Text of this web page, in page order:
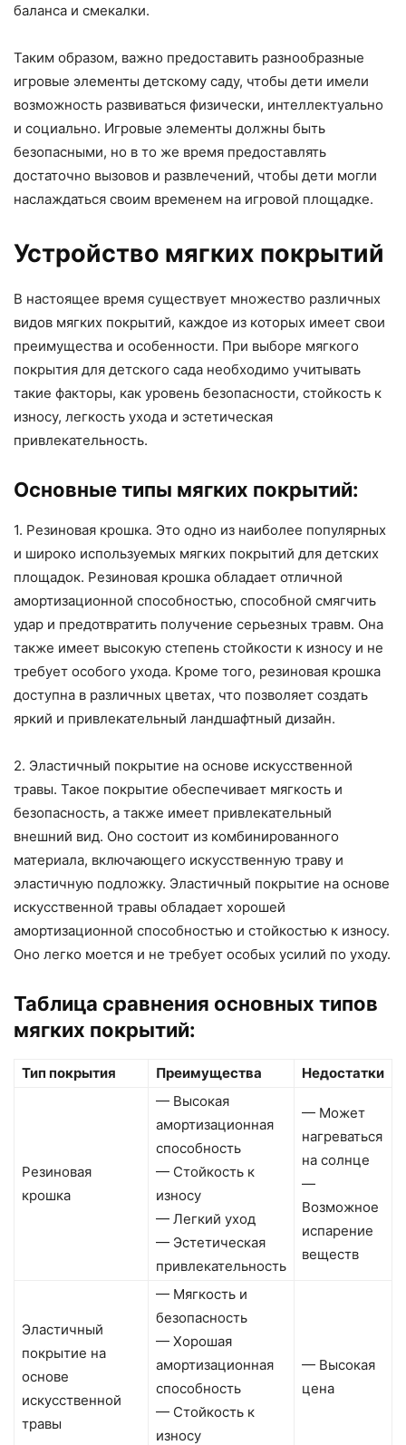
баланса и смекалки.
Таким образом, важно предоставить разнообразные
игровые элементы детскому саду, чтобы дети имели
возможность развиваться физически, интеллектуально
и социально. Игровые элементы должны быть
безопасными, но в то же время предоставлять
достаточно вызовов и развлечений, чтобы дети могли
наслаждаться своим временем на игровой площадке.
Устройство мягких покрытий
В настоящее время существует множество различных
видов мягких покрытий, каждое из которых имеет свои
преимущества и особенности. При выборе мягкого
покрытия для детского сада необходимо учитывать
такие факторы, как уровень безопасности, стойкость к
износу, легкость ухода и эстетическая
привлекательность.
Основные типы мягких покрытий:
1. Резиновая крошка. Это одно из наиболее популярных
и широко используемых мягких покрытий для детских
площадок. Резиновая крошка обладает отличной
амортизационной способностью, способной смягчить
удар и предотвратить получение серьезных травм. Она
также имеет высокую степень стойкости к износу и не
требует особого ухода. Кроме того, резиновая крошка
доступна в различных цветах, что позволяет создать
яркий и привлекательный ландшафтный дизайн.
2. Эластичный покрытие на основе искусственной
травы. Такое покрытие обеспечивает мягкость и
безопасность, а также имеет привлекательный
внешний вид. Оно состоит из комбинированного
материала, включающего искусственную траву и
эластичную подложку. Эластичный покрытие на основе
искусственной травы обладает хорошей
амортизационной способностью и стойкостью к износу.
Оно легко моется и не требует особых усилий по уходу.
Таблица сравнения основных типов
мягких покрытий:
Тип покрытия Преимущества Недостатки
Резиновая
крошка
— Высокая
амортизационная
способность
— Стойкость к
износу
— Легкий уход
— Эстетическая
привлекательность
— Может
нагреваться
на солнце
—
Возможное
испарение
веществ
Эластичный
покрытие на
основе
искусственной
травы
— Мягкость и
безопасность
— Хорошая
амортизационная
способность
— Стойкость к
износу
— Высокая
цена